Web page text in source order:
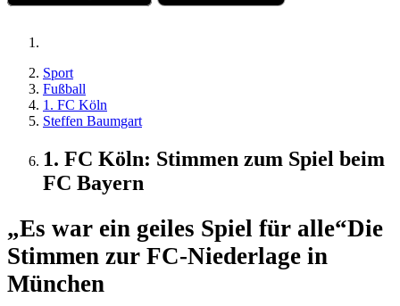
Sport
Fußball
1. FC Köln
Steffen Baumgart
1. FC Köln: Stimmen zum Spiel beim
FC Bayern
„Es war ein geiles Spiel für alle“Die
Stimmen zur FC-Niederlage in
München